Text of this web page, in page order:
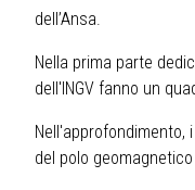
dell’Ansa.
Nella prima parte
dell'INGV fanno un
Nell'approfondimento,
del polo